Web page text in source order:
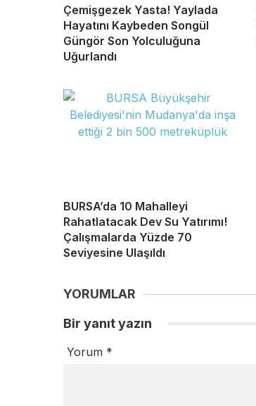
Çemişgezek Yasta! Yaylada
Hayatını Kaybeden Songül
Güngör Son Yolculuğuna
Uğurlandı
BURSA’da 10 Mahalleyi
Rahatlatacak Dev Su Yatırımı!
Çalışmalarda Yüzde 70
Seviyesine Ulaşıldı
YORUMLAR
Bir yanıt yazın
Yorum *